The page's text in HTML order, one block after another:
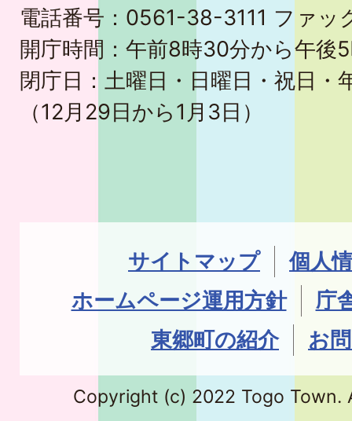
電話番号：0561-38-3111 ファ
開庁時間：午前8時30分から午後
閉庁日：土曜日・日曜日・祝日・
（12月29日から1月3日）
サイトマップ
個人
ホームページ運用方針
庁
東郷町の紹介
お
Copyright (c) 2022 Togo Town.